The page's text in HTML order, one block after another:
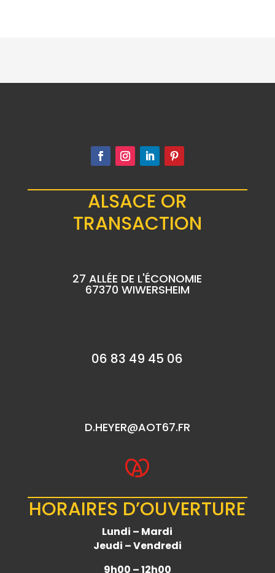
ALSACE OR
TRANSACTION
27 ALLÉE DE L'ÉCONOMIE
67370 WIWERSHEIM
06 83 49 45 06
D.HEYER@AOT67.FR
HORAIRES D’OUVERTURE
Lundi – Mardi
Jeudi – Vendredi
9h00 – 12h00